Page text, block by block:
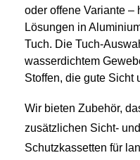
oder offene Variante –
Lösungen in
Tuch. Die Tuch-
wasserdichtem
Stoffen, die gute Sicht
Wir bieten Zubehör,
zusätzlichen Sicht-
Schutzkassetten für